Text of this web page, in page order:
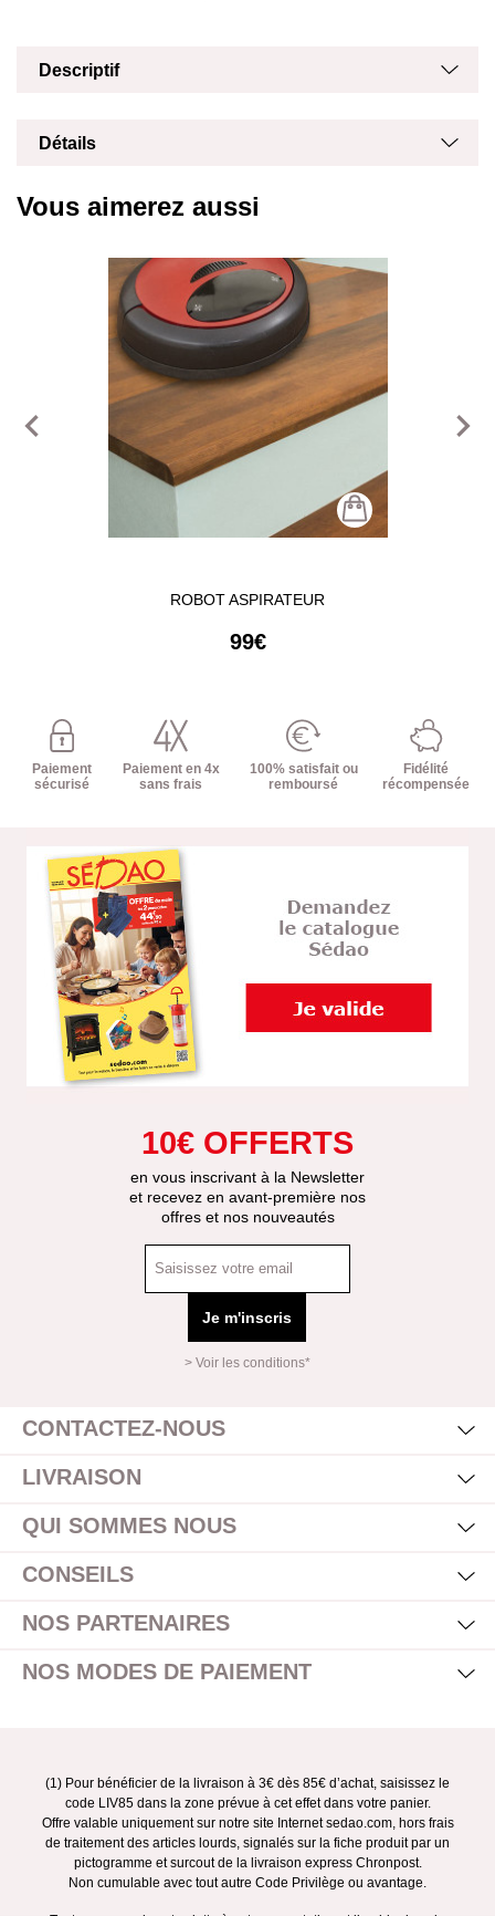
Descriptif
Détails
Vous aimerez aussi
ROBOT ASPIRATEUR
99€
navigate_before navigate_next
Paiement
sécurisé
Paiement en 4x
sans frais
100% satisfait ou
remboursé
Fidélité
récompensée
10€ OFFERTS
en vous inscrivant à la Newsletter
et recevez en avant-première nos
offres et nos nouveautés
Je m'inscris
> Voir les conditions*
CONTACTEZ-NOUS
LIVRAISON
QUI SOMMES NOUS
CONSEILS
NOS PARTENAIRES
NOS MODES DE PAIEMENT
(1) Pour bénéficier de la livraison à 3€ dès 85€ d’achat, saisissez le
code LIV85 dans la zone prévue à cet effet dans votre panier.
Offre valable uniquement sur notre site Internet sedao.com, hors frais
de traitement des articles lourds, signalés sur la fiche produit par un
pictogramme et surcout de la livraison express Chronpost.
Non cumulable avec tout autre Code Privilège ou avantage.